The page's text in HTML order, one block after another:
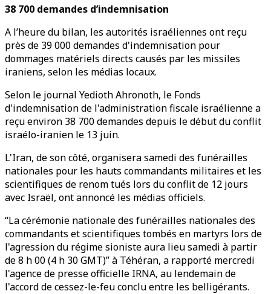
38 700 demandes d’indemnisation
A l’heure du bilan, les autorités israéliennes ont reçu
près de 39 000 demandes d'indemnisation pour
dommages matériels directs causés par les missiles
iraniens, selon les médias locaux.
Selon le journal Yedioth Ahronoth, le Fonds
d'indemnisation de l'administration fiscale israélienne a
reçu environ 38 700 demandes depuis le début du conflit
israélo-iranien le 13 juin.
L'Iran, de son côté, organisera samedi des funérailles
nationales pour les hauts commandants militaires et les
scientifiques de renom tués lors du conflit de 12 jours
avec Israël, ont annoncé les médias officiels.
“La cérémonie nationale des funérailles nationales des
commandants et scientifiques tombés en martyrs lors de
l'agression du régime sioniste aura lieu samedi à partir
de 8 h 00 (4 h 30 GMT)” à Téhéran, a rapporté mercredi
l'agence de presse officielle IRNA, au lendemain de
l'accord de cessez-le-feu conclu entre les belligérants.